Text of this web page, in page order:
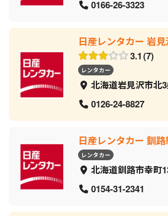
0166-26-3323
日産レンタカー 岩
3.1 7
レンタカー
北海道岩見沢市北
0126-24-8827
日産レンタカー 釧
レンタカー
北海道釧路市幸町
0154-31-2341